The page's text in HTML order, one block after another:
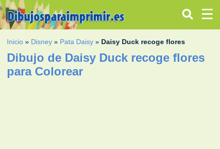
Inicio » Disney » Pata Daisy » Daisy Duck recoge flores
Dibujo de Daisy Duck recoge flores
para Colorear